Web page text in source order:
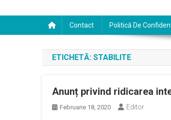
Contact Politică De
ETICHETĂ: STABILITE
Anunț privind ridicarea
Februarie 18, 2020 Editor